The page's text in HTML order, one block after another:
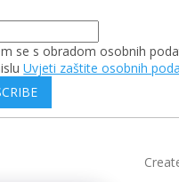
se s obradom osobnih
Uvjeti zaštite osobnih